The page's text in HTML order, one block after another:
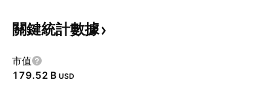
關鍵統計數據
市值
‪179.52 B‬ USD